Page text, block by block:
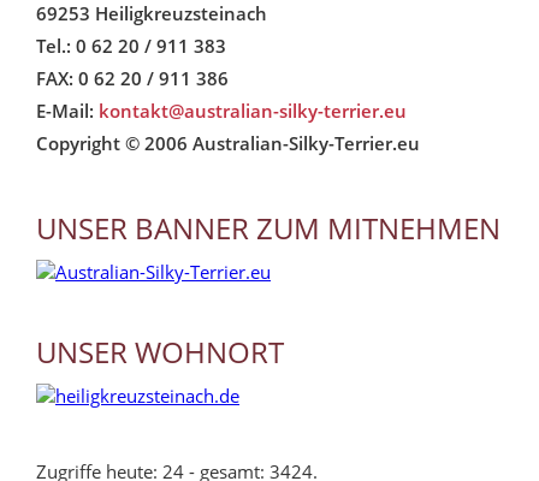
69253 Heiligkreuzsteinach
Tel.: 0 62 20 / 911 383
FAX: 0 62 20 / 911 386
E-Mail: kontakt@australian-silky-terrier.eu
Copyright © 2006 Australian-Silky-Terrier.eu
UNSER BANNER ZUM MITNEHMEN
UNSER WOHNORT
Zugriffe heute: 24 - gesamt: 3424.